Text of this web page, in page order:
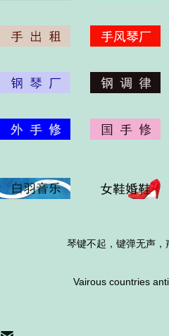
琴键不起，键弹无声
Vairous countries